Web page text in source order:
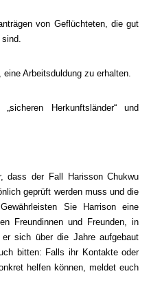
von Geflüchteten, die gut
Arbeitsduldung zu erhalten.
Herkunftsländer“ und
dass der Fall Harisson Chukwu
geprüft werden muss und die
Sie Harrison eine
Freundinnen und Freunden, in
sich über die Jahre aufgebaut
bitten: Falls ihr Kontakte oder
helfen können, meldet euch